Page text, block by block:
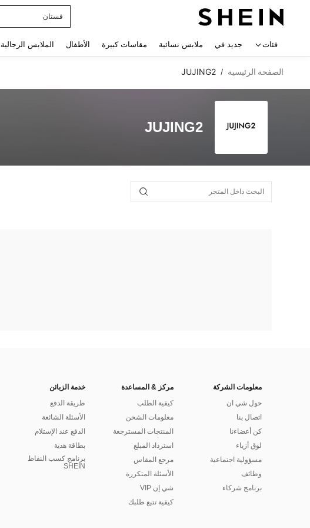
فستان
فئات جديد في ملابس نسائية مقاسات كبيرة الأطفال الملابس الرجالية
الصفحة الرئيسية /
JUJING2
JUJING2
معلومات الشركة
حول شي ان
اتصال بنا
كن أعضاءنا
لوق أزياء
مسؤولية اجتماعية
وظائف
برنامج شركاء
مركز & المساعدة
كيفية الطلب
معلومات الشحن
المنتجات المسترجعة
استرداد المبلغ
مرجع المقاس
الأسئلة المتكررة
شي إن VIP
كيفية تتبع طلبك
خدمة الزبائن
طريقة الدفع
الأسئلة الشائعة
الدفع عند الإستلام
بطاقة هدية
برنامج كسب النقاط
SHEIN